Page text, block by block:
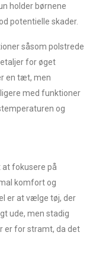
holder børnene
potentielle skader.
såsom polstrede
for øget
en tæt, men
med funktioner
og
at fokusere på
komfort og
er at vælge tøj, der
ude, men stadig
er for stramt, da det